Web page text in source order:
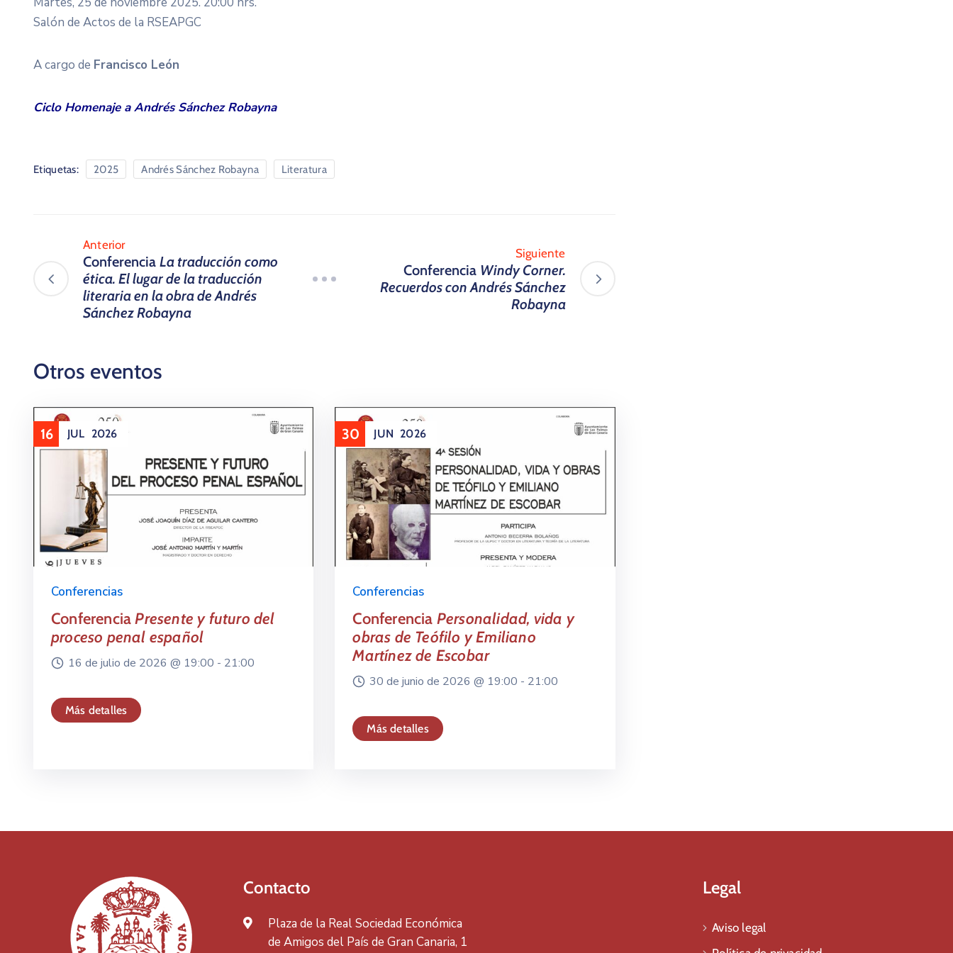
Salón de Actos de la RSEAPGC
A cargo de Francisco León
Ciclo Homenaje a Andrés Sánchez Robayna
Etiquetas: 2025 Andrés Sánchez Robayna Literatura
Anterior
Conferencia La traducción como
ética. El lugar de la traducción
literaria en la obra de Andrés
Sánchez Robayna
Siguiente
Conferencia Windy Corner.
Recuerdos con Andrés Sánchez
Robayna
Otros eventos
16 JUL 2026
Conferencias
ConferenciaPresente y futuro del
proceso penal español
16 de julio de 2026 @ 19:00 - 21:00
Más detalles
30 JUN 2026
Conferencias
Conferencia Personalidad, vida y
obras de Teófilo y Emiliano
Martínez de Escobar
30 de junio de 2026 @ 19:00 - 21:00
Más detalles
Contacto
Plaza de la Real Sociedad Económica
de Amigos del País de Gran Canaria, 1
Legal
Aviso legal